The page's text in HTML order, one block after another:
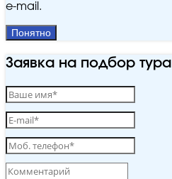
e‑mail.
Понятно
Заявка на подбор тура